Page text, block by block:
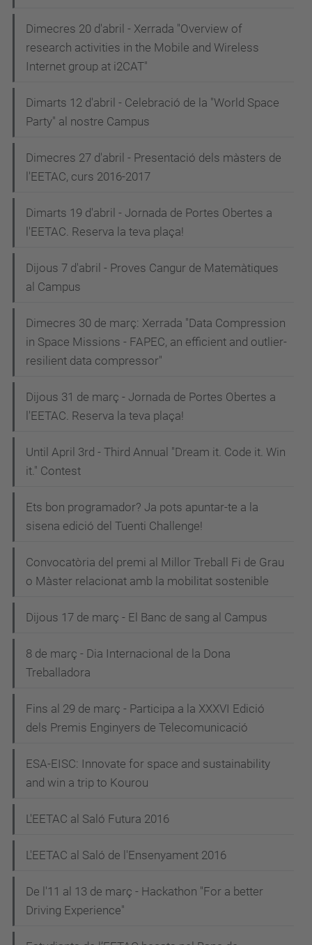
Dimecres 20 d'abril - Xerrada "Overview of
research activities in the Mobile and Wireless
Internet group at i2CAT"
Dimarts 12 d'abril - Celebració de la "World Space
Party" al nostre Campus
Dimecres 27 d'abril - Presentació dels màsters de
l'EETAC, curs 2016-2017
Dimarts 19 d'abril - Jornada de Portes Obertes a
l'EETAC. Reserva la teva plaça!
Dijous 7 d'abril - Proves Cangur de Matemàtiques
al Campus
Dimecres 30 de març: Xerrada "Data Compression
in Space Missions - FAPEC, an efficient and outlier-
resilient data compressor"
Dijous 31 de març - Jornada de Portes Obertes a
l'EETAC. Reserva la teva plaça!
Until April 3rd - Third Annual "Dream it. Code it. Win
it." Contest
Ets bon programador? Ja pots apuntar-te a la
sisena edició del Tuenti Challenge!
Convocatòria del premi al Millor Treball Fi de Grau
o Màster relacionat amb la mobilitat sostenible
Dijous 17 de març - El Banc de sang al Campus
8 de març - Dia Internacional de la Dona
Treballadora
Fins al 29 de març - Participa a la XXXVI Edició
dels Premis Enginyers de Telecomunicació
ESA-EISC: Innovate for space and sustainability
and win a trip to Kourou
L'EETAC al Saló Futura 2016
L'EETAC al Saló de l'Ensenyament 2016
De l'11 al 13 de març - Hackathon "For a better
Driving Experience"